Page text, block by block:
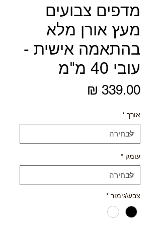
מדפים צבועים
מעץ אורן מלא
בהתאמה אישית -
עובי 40 מ"מ
אורך *
עומק *
צבע\גימור *